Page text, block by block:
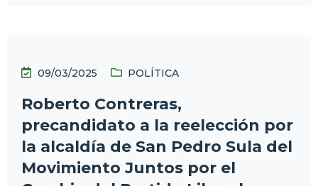
09/03/2025 POLÍTICA
Roberto Contreras,
precandidato a la reelección por
la alcaldía de San Pedro Sula del
Movimiento Juntos por el